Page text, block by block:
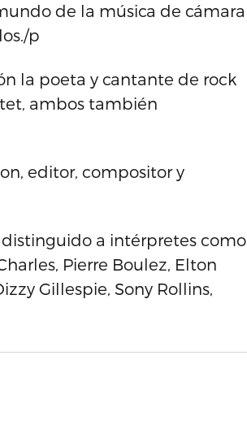
de la música de cámara
p
la poeta y cantante de rock
ambos también
editor, compositor y
distinguido a intérpretes como
Pierre Boulez, Elton
Gillespie, Sony Rollins,